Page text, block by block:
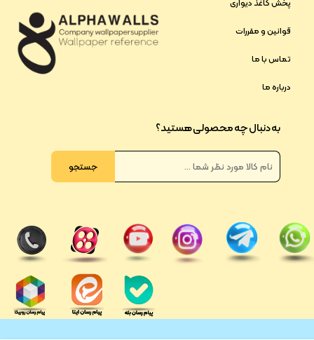
پخش کاغذ دیواری
قوانین و مقررات
تماس با ما
درباره ما
به دنبال چه محصولی هستید؟
جستجو